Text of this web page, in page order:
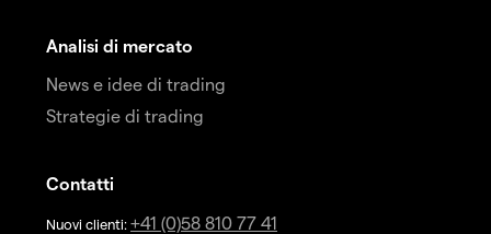
Analisi di mercato
News e idee di trading
Strategie di trading
Contatti
Nuovi clienti: +41 (0)58 810 77 41